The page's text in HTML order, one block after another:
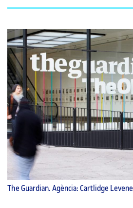
The Guardian. Agència: Cartlidge Levene